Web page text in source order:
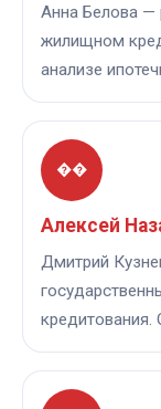
Анна Белова —
жилищном
анализе
��
Алексей
Дмитрий
кредитования.